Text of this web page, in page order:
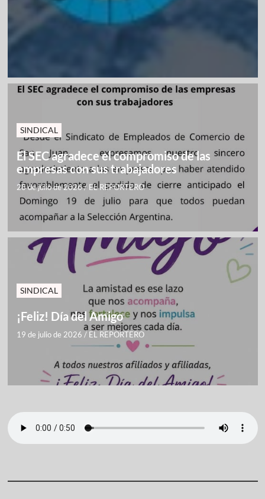
SINDICAL
El SEC agradece el compromiso de las
empresas con sus trabajadores
28 de julio de 2026/ EL REPORTERO
SINDICAL
¡Feliz! Día del Amigo
19 de julio de 2026 / EL REPORTERO